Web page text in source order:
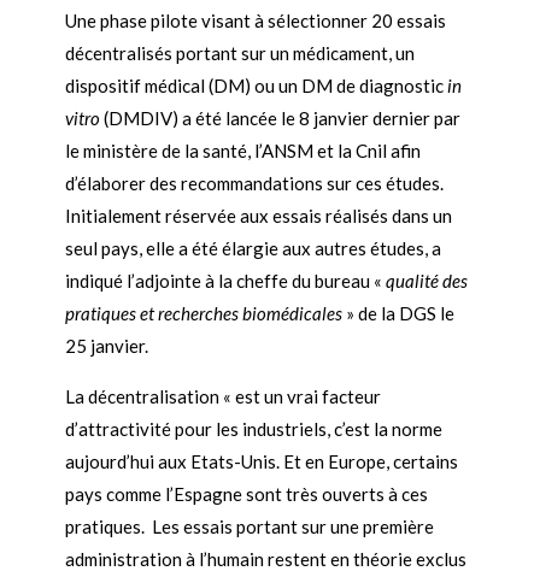
Une phase pilote visant à sélectionner 20 essais
décentralisés portant sur un médicament, un
dispositif médical (DM) ou un DM de diagnosticin
vitro(DMDIV) a été lancée le 8 janvier dernier par
le ministère de la santé, l’ANSM et la Cnil afin
d’élaborer des recommandations sur ces études.
Initialement réservée aux essais réalisés dans un
seul pays, elle a été élargie aux autres études, a
indiqué l’adjointe à la cheffe du bureau « qualité des
pratiques et recherches biomédicales» de la DGS le
25 janvier.
La décentralisation « est un vrai facteur
d’attractivité pour les industriels, c’est la norme
aujourd’hui aux Etats-Unis. Et en Europe, certains
pays comme l’Espagne sont très ouverts à ces
pratiques. Les essais portant sur une première
administration à l’humain restent en théorie exclus